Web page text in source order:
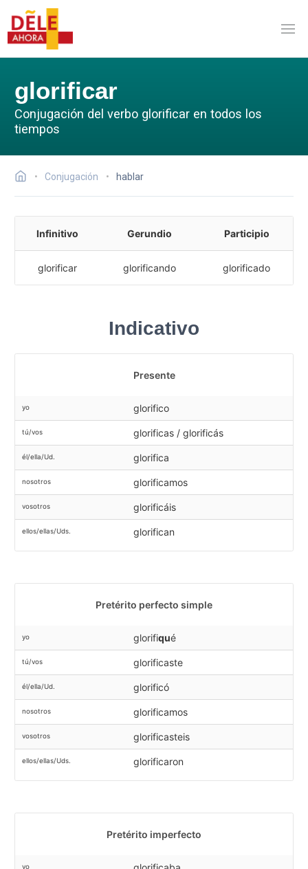
glorificar
Conjugación del verbo glorificar en todos los
tiempos
Conjugación hablar
Infinitivo Gerundio Participio
glorificar glorificando glorificado
Indicativo
Presente
yo glorifico
tú/vos glorificas / glorificás
él/ella/Ud. glorifica
nosotros glorificamos
vosotros glorificáis
ellos/ellas/Uds. glorifican
Pretérito perfecto simple
yo glorifiqué
tú/vos glorificaste
él/ella/Ud. glorificó
nosotros glorificamos
vosotros glorificasteis
ellos/ellas/Uds. glorificaron
Pretérito imperfecto
yo